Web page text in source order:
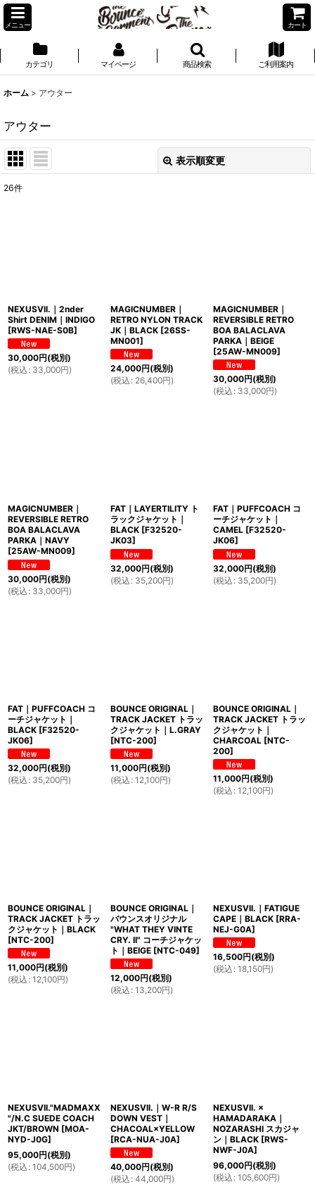
メニュー カート
カテゴリ マイページ 商品検索 ご利用案内
ホーム > アウター
アウター
表示順変更
26件
NEXUSVII.｜2nder
Shirt DENIM｜INDIGO
[RWS-NAE-S0B]
30,000円(税別)
(税込 : 33,000円)
MAGICNUMBER｜
RETRO NYLON TRACK
JK｜BLACK [26SS-
MN001]
24,000円(税別)
(税込 : 26,400円)
MAGICNUMBER｜
REVERSIBLE RETRO
BOA BALACLAVA
PARKA｜BEIGE
[25AW-MN009]
30,000円(税別)
(税込 : 33,000円)
MAGICNUMBER｜
REVERSIBLE RETRO
BOA BALACLAVA
PARKA｜NAVY
[25AW-MN009]
30,000円(税別)
(税込 : 33,000円)
FAT｜LAYERTILITY ト
ラックジャケット｜
BLACK [F32520-
JK03]
32,000円(税別)
(税込 : 35,200円)
FAT｜PUFFCOACH コ
ーチジャケット｜
CAMEL [F32520-
JK06]
32,000円(税別)
(税込 : 35,200円)
FAT｜PUFFCOACH コ
ーチジャケット｜
BLACK [F32520-
JK06]
32,000円(税別)
(税込 : 35,200円)
BOUNCE ORIGINAL｜
TRACK JACKET トラッ
クジャケット｜L.GRAY
[NTC-200]
11,000円(税別)
(税込 : 12,100円)
BOUNCE ORIGINAL｜
TRACK JACKET トラッ
クジャケット｜
CHARCOAL [NTC-
200]
11,000円(税別)
(税込 : 12,100円)
BOUNCE ORIGINAL｜
TRACK JACKET トラッ
クジャケット｜BLACK
[NTC-200]
11,000円(税別)
(税込 : 12,100円)
BOUNCE ORIGINAL｜
バウンスオリジナル
"WHAT THEY VINTE
CRY. II" コーチジャケッ
ト｜BEIGE [NTC-049]
12,000円(税別)
(税込 : 13,200円)
NEXUSVII.｜FATIGUE
CAPE｜BLACK [RRA-
NEJ-G0A]
16,500円(税別)
(税込 : 18,150円)
NEXUSVII."MADMAXX
"/N.C SUEDE COACH
JKT/BROWN [MOA-
NYD-J0G]
95,000円(税別)
(税込 : 104,500円)
NEXUSVII.｜W-R R/S
DOWN VEST｜
CHACOAL×YELLOW
[RCA-NUA-J0A]
40,000円(税別)
(税込 : 44,000円)
NEXUSVII. ×
HAMADARAKA｜
NOZARASHI スカジャ
ン｜BLACK [RWS-
NWF-J0A]
96,000円(税別)
(税込 : 105,600円)